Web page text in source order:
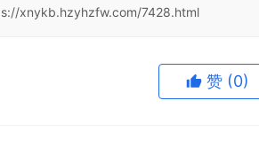
xnykb.hzyhzfw.com/7428.html
赞 (0)